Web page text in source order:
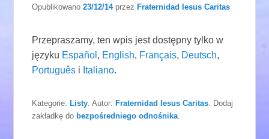
Opublikowano23/12/14 przezFraternidad Iesus Caritas
Przepraszamy, ten wpis jest dostępny tylko w
języku Español , English, Français, Deutsch,
Português i Italiano.
Kategorie:Listy . Autor:Fraternidad Iesus Caritas . Dodaj
zakładkę do bezpośredniego odnośnika